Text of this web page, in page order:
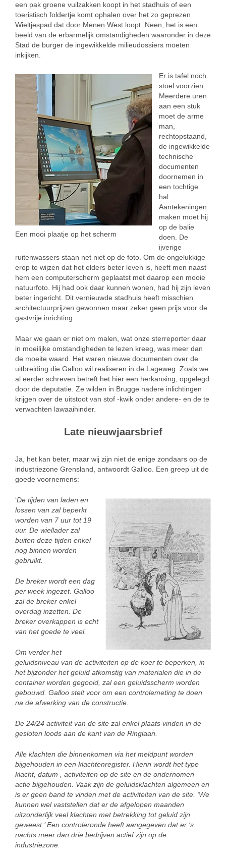
een pak groene vuilzakken koopt in het stadhuis of een
toeristisch foldertje komt ophalen over het zo geprezen
Wieltjespad dat door Menen West loopt. Neen, het is een
beeld van de erbarmelijk omstandigheden waaronder in deze
Stad de burger de ingewikkelde milieudossiers moeten
inkijken.
Een mooi plaatje op het scherm
Er is tafel noch
stoel voorzien.
Meerdere uren
aan een stuk
moet de arme
man,
rechtopstaand,
de ingewikkelde
technische
documenten
doornemen in
een tochtige
hal.
Aantekeningen
maken moet hij
op de balie
doen. De
ijverige
ruitenwassers staan net niet op de foto. Om de ongelukkige
erop te wijzen dat het elders beter leven is, heeft men naast
hem een computerscherm geplaatst met daarop een mooie
natuurfoto. Hij had ook daar kunnen wonen, had hij zijn leven
beter ingericht. Dit vernieuwde stadhuis heeft misschien
architectuurprijzen gewonnen maar zeker geen prijs voor de
gastvrije inrichting.
Maar we gaan er niet om malen, wat onze sterreporter daar
in moeilijke omstandigheden te lezen kreeg, was meer dan
de moeite waard. Het waren nieuwe documenten over de
uitbreiding die Galloo wil realiseren in de Lageweg. Zoals we
al eerder schreven betreft het hier een herkansing, opgelegd
door de deputatie. Ze wilden in Brugge nadere inlichtingen
krijgen over de uitstoot van stof -kwik onder andere- en de te
verwachten lawaaihinder.
Late nieuwjaarsbrief
Ja, het kan beter, maar wij zijn niet de enige zondaars op de
industriezone Grensland, antwoordt Galloo. Een greep uit de
goede voornemens:
‘De tijden van laden en
lossen van zal beperkt
worden van 7 uur tot 19
uur. De wiellader zal
buiten deze tijden enkel
nog binnen worden
gebruikt.
De breker wordt een dag
per week ingezet. Galloo
zal de breker enkel
overdag inzetten. De
breker overkappen is echt
van het goede te veel.
Om verder het
geluidsniveau van de activiteiten op de koer te beperken, in
het bijzonder het geluid afkomstig van materialen die in de
container worden gegooid, zal een geluidsscherm worden
gebouwd. Galloo stelt voor om een controlemeting te doen
na de afwerking van de constructie.
De 24/24 activiteit van de site zal enkel plaats vinden in de
gesloten loods aan de kant van de Ringlaan.
Alle klachten die binnenkomen via het meldpunt worden
bijgehouden in een klachtenregister. Hierin wordt het type
klacht, datum , activiteiten op de site en de ondernomen
actie bijgehouden. Vaak zijn de geluidsklachten algemeen en
is er geen band te vinden met de activiteiten van de site. ‘We
kunnen wel vaststellen dat er de afgelopen maanden
uitzonderlijk veel klachten met betrekking tot geluid zijn
geweest.’ Een controleronde heeft aangegeven dat er ‘s
nachts meer dan drie bedrijven actief zijn op de
industriezone.